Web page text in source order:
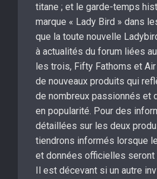
titane ; et le garde-temps
marque « Lady Bird » dans
que la toute nouvelle
à actualités du forum liées
les trois, Fifty Fathoms et
de nouveaux produits qui
de nombreux passionnés et
en popularité. Pour des
détaillées sur les deux
tiendrons informés lorsque
et données officielles
Il est décevant si un autre